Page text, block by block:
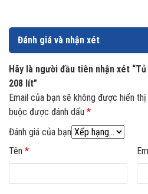
nào, mang lại hơi thở “mát lạnh”
Đánh giá và nhận xét
Hãy là người đầu tiên nhận xét
208 lít”
Email của bạn sẽ không được hiển thị
buộc được đánh dấu *
Đánh giá của bạn
Tên *